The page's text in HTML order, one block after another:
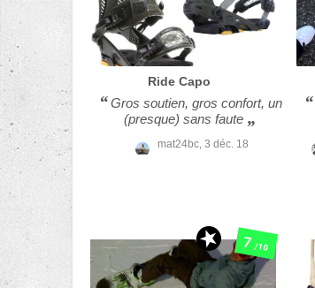
Ride Capo
Gros soutien, gros confort, un
(presque) sans faute
mat24bc,3 déc. 18
7/10